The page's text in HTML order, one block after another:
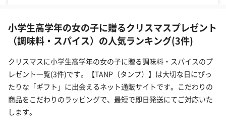
小学生高学年の女の子に贈るクリスマスプレゼント
（調味料・スパイス）の人気ランキング(3件)
クリスマスに小学生高学年の女の子に贈る調味料・スパイスのプ
レゼント一覧(3件)です。【TANP（タンプ）】は大切な日にぴっ
たりな「ギフト」に出会えるネット通販サイトです。こだわりの
商品をこだわりのラッピングで、最短で即日発送にてご対応いた
します。